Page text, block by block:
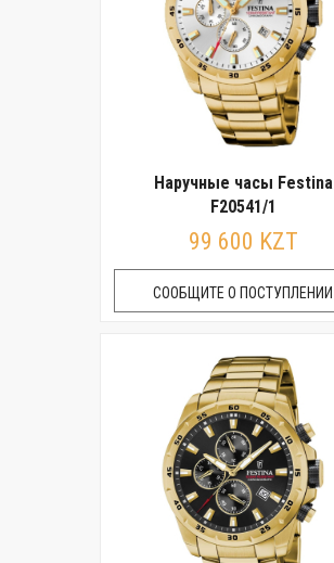
Наручные часы Festina
F20541/1
99 600 KZT
СООБЩИТЕ О ПОСТУПЛЕНИИ